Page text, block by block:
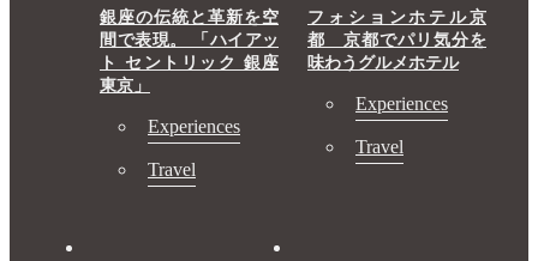
銀座の伝統と革新を空
間で表現。 「ハイアッ
ト セントリック 銀座
東京」
Experiences
Travel
フォションホテル京
都 京都でパリ気分を
味わうグルメホテル
Experiences
Travel